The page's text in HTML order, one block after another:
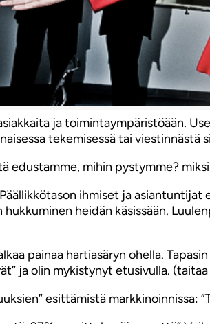
ja toimintaympäristöään.
tekemisessä tai
edustamme, mihin pystymme?
ihmiset ja
heidän käsissään.
painaa hartiasäryn ohella.
ja olin mykistynyt etusivulla.
esittämistä markkinoinnissa: